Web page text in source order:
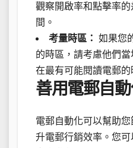
觀察開啟率和點擊率
間。
考量時區： 如果您
的時區，請考慮他們
在最有可能閱讀電郵的
善用電郵自
電郵自動化可以幫助
升電郵行銷效率。您